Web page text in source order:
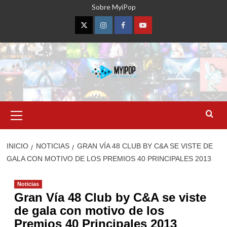
Sobre MyiPop
TwitterInstagramFacebookYouTube
primario
INICIO NOTICIAS
GRAN VÍA 48 CLUB BY C&A SE VISTE DE
GALA CON MOTIVO DE LOS PREMIOS 40 PRINCIPALES 2013
Noticias
Gran Vía 48 Club by C&A se viste
de gala con motivo de los
Premios 40 Principales 2013